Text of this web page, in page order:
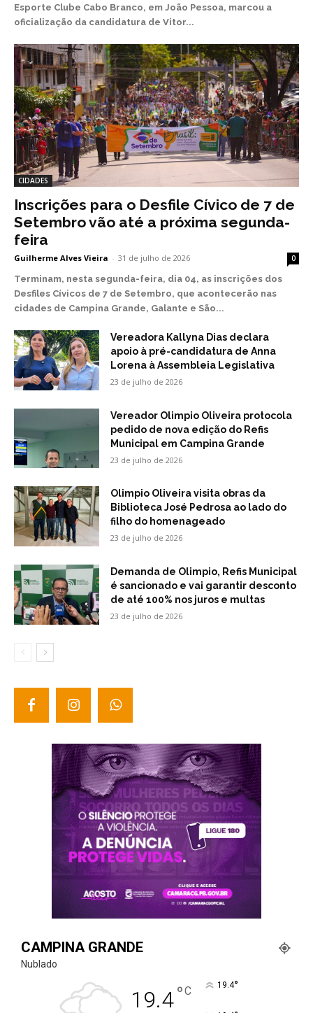
Esporte Clube Cabo Branco, em João Pessoa, marcou a
oficialização da candidatura de Vitor...
CIDADES
Inscrições para o Desfile Cívico de 7 de
Setembro vão até a próxima segunda-
feira
Guilherme Alves Vieira - 31 de julho de 2026 0
Terminam, nesta segunda-feira, dia 04, as inscrições dos
Desfiles Cívicos de 7 de Setembro, que acontecerão nas
cidades de Campina Grande, Galante e São...
Vereadora Kallyna Dias declara
apoio à pré-candidatura de Anna
Lorena à Assembleia Legislativa
23 de julho de 2026
Vereador Olimpio Oliveira protocola
pedido de nova edição do Refis
Municipal em Campina Grande
23 de julho de 2026
Olimpio Oliveira visita obras da
Biblioteca José Pedrosa ao lado do
filho do homenageado
23 de julho de 2026
Demanda de Olimpio, Refis Municipal
é sancionado e vai garantir desconto
de até 100% nos juros e multas
23 de julho de 2026
CAMPINA GRANDE
Nublado
19.4°C 19.4°